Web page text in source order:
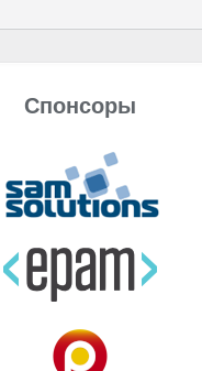
Спонсоры